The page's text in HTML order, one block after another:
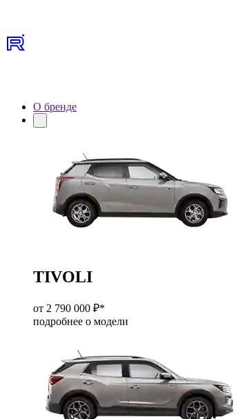
О бренде
TIVOLI
от 2 790 000 ₽*
подробнее о модели